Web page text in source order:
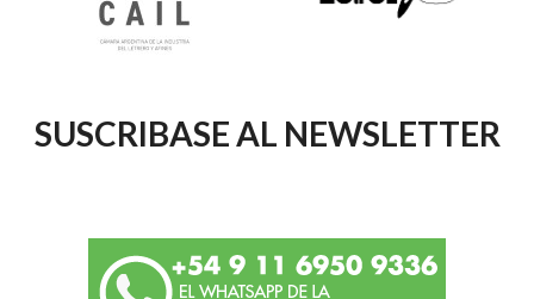
SUSCRIBASE AL NEWSLETTER